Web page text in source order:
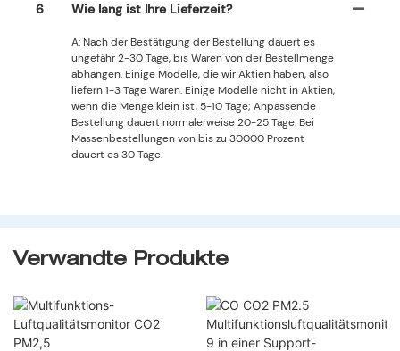
6 Wie lang ist Ihre Lieferzeit?
A: Nach der Bestätigung der Bestellung dauert es
ungefähr 2-30 Tage, bis Waren von der Bestellmenge
abhängen. Einige Modelle, die wir Aktien haben, also
liefern 1-3 Tage Waren. Einige Modelle nicht in Aktien,
wenn die Menge klein ist, 5-10 Tage; Anpassende
Bestellung dauert normalerweise 20-25 Tage. Bei
Massenbestellungen von bis zu 30000 Prozent
dauert es 30 Tage.
Verwandte Produkte